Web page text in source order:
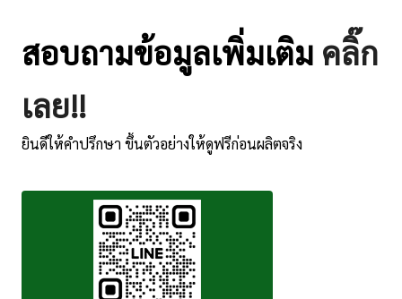
สอบถามข้อมูลเพิ่มเติม คลิ๊ก
เลย!!
ยินดีให้คำปรึกษา ขึ้นตัวอย่างให้ดูฟรีก่อนผลิตจริง